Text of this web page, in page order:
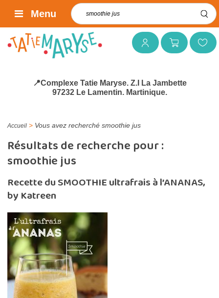
Mon compteMon panierMes favoris
Rechercher :
Menu
📍Complexe Tatie Maryse. Z.I La Jambette
97232 Le Lamentin. Martinique.
Accueil > Vous avez recherché smoothie jus
Résultats de recherche pour :
smoothie jus
Recette du SMOOTHIE ultrafrais à l’ANANAS,
by Katreen